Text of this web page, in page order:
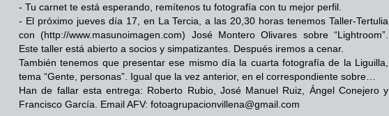
- Tu carnet te está esperando, remítenos tu fotografía con tu mejor perfil.
- El próximo jueves día 17, en La Tercia, a las 20,30 horas tenemos Taller-Tertulia
con (http://www.masunoimagen.com) José Montero Olivares sobre “Lightroom”.
Este taller está abierto a socios y simpatizantes. Después iremos a cenar.
También tenemos que presentar ese mismo día la cuarta fotografía de la Liguilla,
tema “Gente, personas”. Igual que la vez anterior, en el correspondiente sobre…
Han de fallar esta entrega: Roberto Rubio, José Manuel Ruiz, Ángel Conejero y
Francisco García. Email AFV: fotoagrupacionvillena@gmail.com